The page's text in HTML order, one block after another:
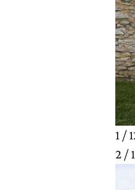
1 /
2 /